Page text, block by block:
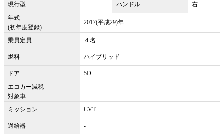
現行型 - ハンドル
右
年式
(初年度登録)
2017(平成29)年
乗員定員 ４名
燃料 ハイブリッド
ドア
5D
エコカー減税
対象車
-
ミッション CVT
過給器 -